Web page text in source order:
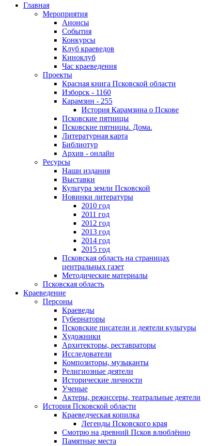
Главная
Мероприятия
Анонсы
События
Конкурсы
Клуб краеведов
Киноклуб
Час краеведения
Проекты
Красная книга Псковской области
Изборск - 1160
Карамзин - 255
История Карамзина о Пскове
Псковские пятницы
Псковские пятницы. Дома.
Литературная карта
Библиотур
Архив - онлайн
Ресурсы
Наши издания
Выставки
Культура земли Псковской
Новинки литературы
2010 год
2011 год
2012 год
2013 год
2014 год
2015 год
Псковская область на страницах
центральных газет
Методические материалы
Псковская область
Краеведение
Персоны
Краеведы
Губернаторы
Псковские писатели и деятели культуры
Художники
Архитекторы, реставраторы
Исследователи
Композиторы, музыканты
Религиозные деятели
Исторические личности
Ученые
Актеры, режиссеры, театральные деятели
История Псковской области
Краеведческая копилка
Легенды Псковского края
Смотрю на древний Псков влюблённо
Памятные места